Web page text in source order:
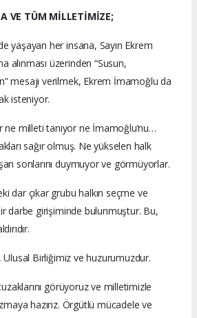
VE TÜM MİLLETİMİZE;
yaşayan her insana, Sayın Ekrem
alınması üzerinden “Susun,
mesajı verilmek, Ekrem İmamoğlu da
isteniyor.
ne milleti tanıyor ne İmamoğlu’nu…
sağır olmuş. Ne yükselen halk
sonlarını duymuyor ve görmüyorlar.
dar çıkar grubu halkın seçme ve
darbe girişiminde bulunmuştur. Bu,
Birliğimiz ve huzurumuzdur.
görüyoruz ve milletimizle
hazırız. Örgütlü mücadele ve